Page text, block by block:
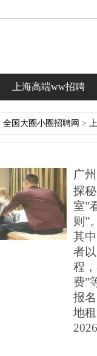
上海高端ww招聘
全国大圈小圈招聘网 >
广
探
室”
则”
其
者
程
费”
报
地